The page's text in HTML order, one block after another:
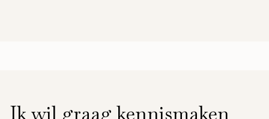
Ik wil graag kennismaken